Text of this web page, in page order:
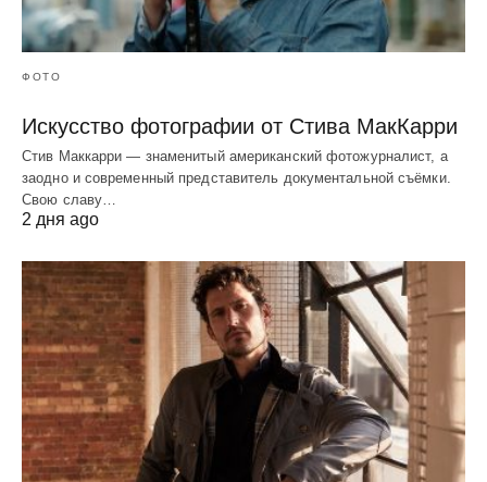
ФОТО
Искусство фотографии от Стива МакКарри
Стив Маккарри — знаменитый американский фотожурналист, а
заодно и современный представитель документальной съёмки.
Свою славу…
2 дня ago